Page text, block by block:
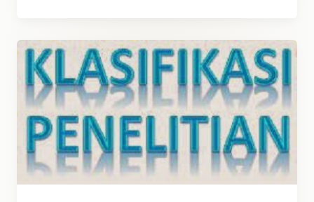
Lengkap